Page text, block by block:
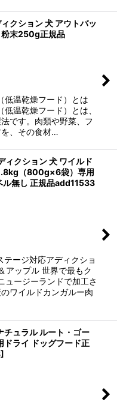
クション 犬 アウトバッ
粉末250g正規品
温乾燥フード）とは
温乾燥フード）とは、
です。肉類や野菜、フ
を、その食材…
クション 犬 ワイルド
（800g×6袋）専用
ル無し 正規品add11533
ージ対応アディクショ
アップル 世界で最もク
ュージーランドで加工さ
ワイルドカンガルー肉
ュラル ルート・ゴー
ドライ ドッグフード正
]